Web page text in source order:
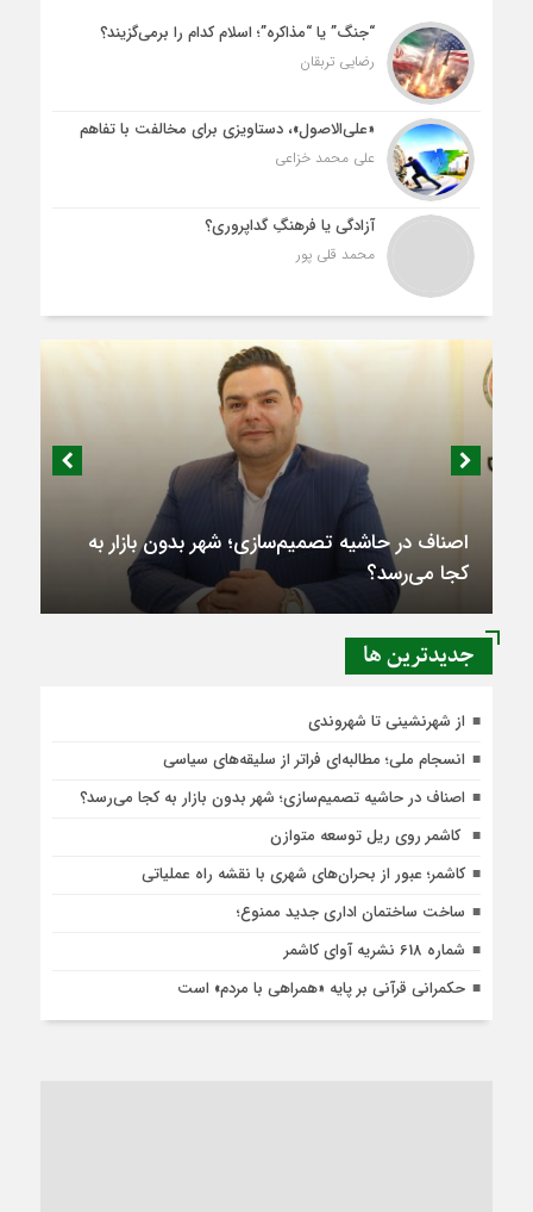
“جنگ” یا “مذاکره”؛ اسلام کدام را برمی‌گزیند؟
رضایی تربقان
«علی‌الاصول»، دستاویزی برای مخالفت با تفاهم
علی محمد خزاعی
آزادگی یا فرهنگِ گداپروری؟
محمد قلی پور
اصناف در حاشیه تصمیم‌سازی؛ شهر بدون بازار به
کجا می‌رسد؟
جديدترين ها
از شهرنشینی تا شهروندی
انسجام ملی؛ مطالبه‌ای فراتر از سلیقه‌های سیاسی
اصناف در حاشیه تصمیم‌سازی؛ شهر بدون بازار به کجا می‌رسد؟
کاشمر روی ریل توسعه متوازن
کاشمر؛ عبور از بحران‌های شهری با نقشه راه عملیاتی
ساخت ساختمان اداری جدید ممنوع؛
شماره 618 نشریه آوای کاشمر
حکمرانی قرآنی بر پایه «همراهی با مردم» است